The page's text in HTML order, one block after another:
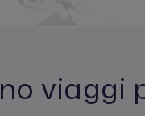
viaggi